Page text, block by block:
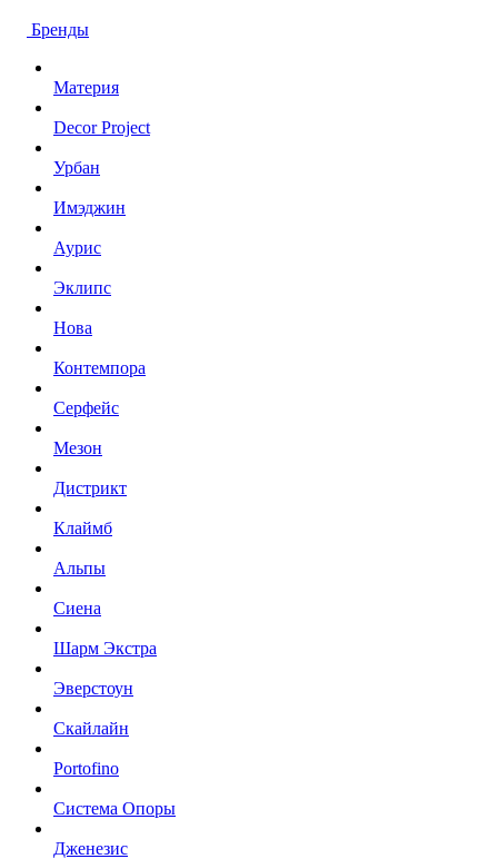
Бренды
Материя
Decor Project
Урбан
Имэджин
Аурис
Эклипс
Нова
Контемпора
Серфейс
Мезон
Дистрикт
Клаймб
Альпы
Сиена
Шарм Экстра
Эверстоун
Скайлайн
Portofino
Система Опоры
Дженезис